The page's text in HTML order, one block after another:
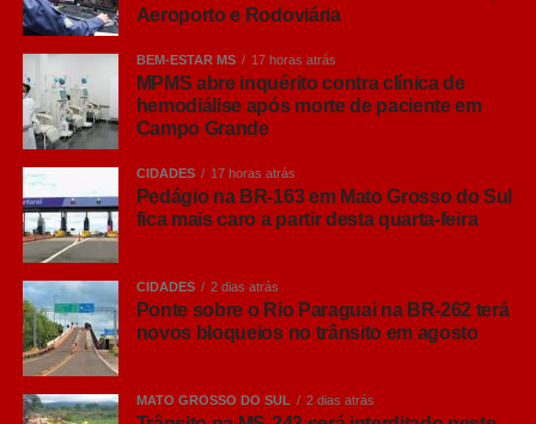
COMENTE ABAIXO:
WhatsApp
Facebook
Twitter
Messenger
LinkedIn
Share
Leia Também: Procon/MS faz
seminário sobre inclusão e direitos
do consumidor
Aeroporto e Rodoviária
BEM-ESTAR MS 17 horas atrás
MPMS abre inquérito contra clínica de
hemodiálise após morte de paciente em
Campo Grande
CIDADES 17 horas atrás
Pedágio na BR-163 em Mato Grosso do Sul
fica mais caro a partir desta quarta-feira
CIDADES 2 dias atrás
Ponte sobre o Rio Paraguai na BR-262 terá
novos bloqueios no trânsito em agosto
MATO GROSSO DO SUL 2 dias atrás